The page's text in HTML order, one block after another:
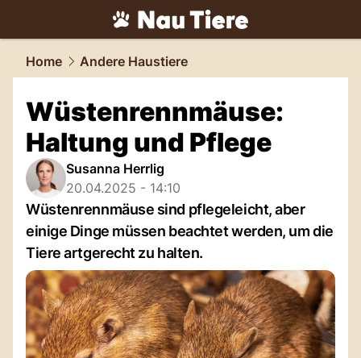
tiere.NAU.ch
Home Andere Haustiere
Wüstenrennmäuse:
Haltung und Pflege
Susanna Herrlig
20.04.2025 - 14:10
Wüstenrennmäuse sind pflegeleicht, aber
einige Dinge müssen beachtet werden, um die
Tiere artgerecht zu halten.